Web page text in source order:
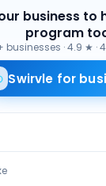
business to
program
businesses ·4.9 ★ ·
Swirvle for